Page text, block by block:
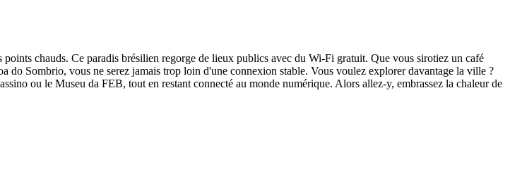
chauds. Ce paradis brésilien regorge de lieux publics avec du Wi-Fi gratuit. Que vous sirotiez un café
do Sombrio, vous ne serez jamais trop loin d'une connexion stable. Vous voulez explorer davantage la ville ?
ou le Museu da FEB, tout en restant connecté au monde numérique. Alors allez-y, embrassez la chaleur de